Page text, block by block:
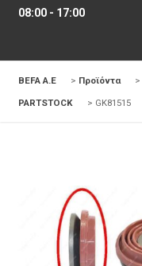
08:00 - 17:00
BEFA Α.Ε > Προϊόντα >
PARTSTOCK
> GK81515